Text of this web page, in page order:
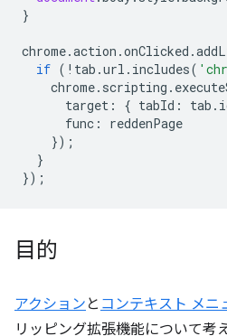
}
chrome.action .onClicked .
if ( ! tab .url . includes(
chrome. scripting .
target : { tabId : tab .
func :
reddenPage
});
}
});
目的
アクション と コンテキスト メニ
リッピング拡張機能について考